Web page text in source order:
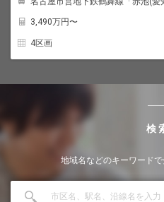
3,490万円〜
4区画
検
地域名などのキーワードで